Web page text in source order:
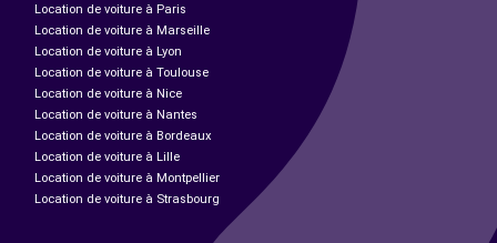
Location de voiture à Paris
Location de voiture à Marseille
Location de voiture à Lyon
Location de voiture à Toulouse
Location de voiture à Nice
Location de voiture à Nantes
Location de voiture à Bordeaux
Location de voiture à Lille
Location de voiture à Montpellier
Location de voiture à Strasbourg